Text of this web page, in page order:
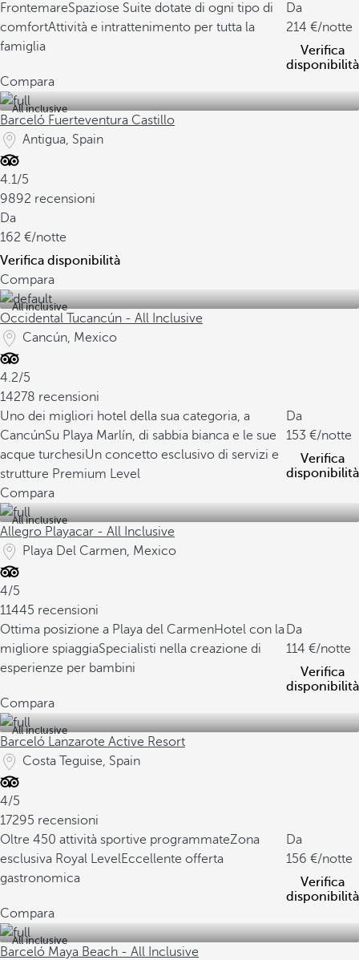
FrontemareSpaziose Suite dotate di ogni tipo di
comfortAttività e intrattenimento per tutta la
famiglia
Da
214
/notte
Verifica
disponibilità
Compara
All inclusive
Barceló Fuerteventura Castillo
Antigua, Spain
4.1/5
9892 recensioni
Da
162
/notte
Verifica disponibilità
Compara
All inclusive
Occidental Tucancún - All Inclusive
Cancún, Mexico
4.2/5
14278 recensioni
Uno dei migliori hotel della sua categoria, a
CancúnSu Playa Marlín, di sabbia bianca e le sue
acque turchesiUn concetto esclusivo di servizi e
strutture Premium Level
Da
153
/notte
Verifica
disponibilità
Compara
All inclusive
Allegro Playacar - All Inclusive
Playa Del Carmen, Mexico
4/5
11445 recensioni
Ottima posizione a Playa del CarmenHotel con la
migliore spiaggiaSpecialisti nella creazione di
esperienze per bambini
Da
114
/notte
Verifica
disponibilità
Compara
All inclusive
Barceló Lanzarote Active Resort
Costa Teguise, Spain
4/5
17295 recensioni
Oltre 450 attività sportive programmateZona
esclusiva Royal LevelEccellente offerta
gastronomica
Da
156
/notte
Verifica
disponibilità
Compara
All inclusive
Barceló Maya Beach - All Inclusive